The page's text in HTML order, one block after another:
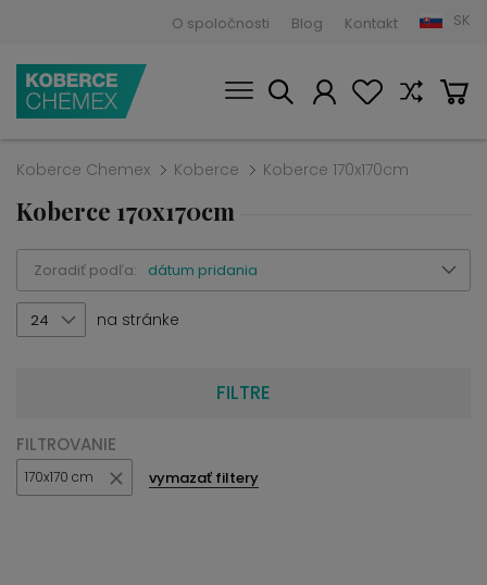
O spoločnosti Blog Kontakt SK
Koberce Chemex Koberce Koberce 170x170cm
Koberce 170x170cm
Zoradiť podľa: dátum pridania
24 na stránke
FILTRE
FILTROVANIE
170x170 cm vymazať filtery